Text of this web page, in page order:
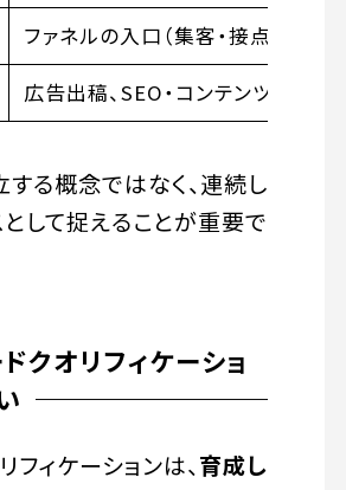
ファネルの入口（集客・接点構築）
広告出稿、SEO・コンテンツ配信
る概念ではなく、連続し
して捉えることが重要で
クオリフィケーショ
フィケーションは、育成し